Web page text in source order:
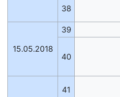
38
15.05.2018
39
40
41